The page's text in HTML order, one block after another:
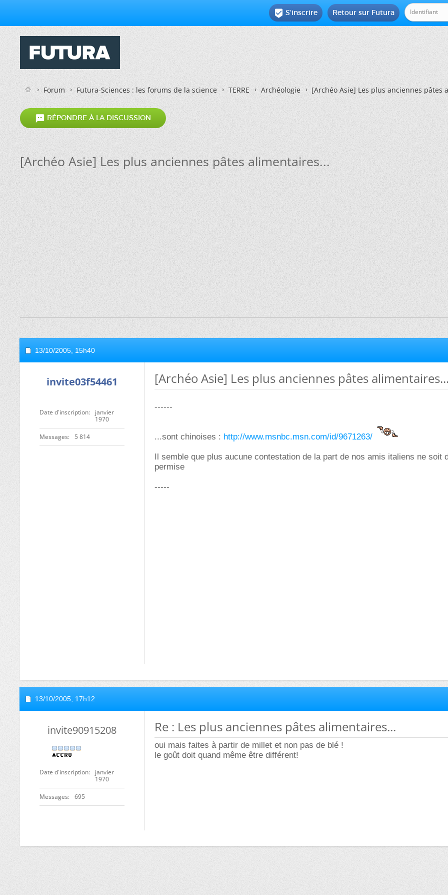
Retour sur Futura
 S'inscrire
Forum Futura-Sciences : les forums de la science TERRE Archéologie [Archéo Asie] Les plus anciennes pâtes
 RÉPONDRE À LA DISCUSSION
[Archéo Asie] Les plus anciennes pâtes alimentaires...
13/10/2005, 15h40
invite03f54461
Date d'inscription
janvier
1970
Messages 5 814
[Archéo Asie] Les plus anciennes pâtes
------
...sont chinoises : http://www.msnbc.msn.com/id/9671263/
Il semble que plus aucune contestation de la part de nos amis italiens ne soit
permise
-----
13/10/2005, 17h12
invite90915208
Date d'inscription
janvier
1970
Messages 695
Re : Les plus anciennes pâtes alimentaires...
oui mais faites à partir de millet et non pas de blé !
le goût doit quand même être différent!